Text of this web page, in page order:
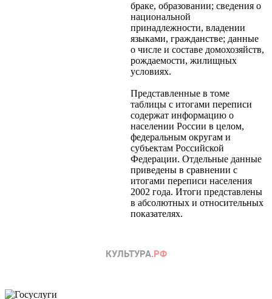
браке, образовании; сведения о
национальной
принадлежности, владении
языками, гражданстве; данные
о числе и составе домохозяйств,
рождаемости, жилищных
условиях.
Представленные в томе
таблицы с итогами переписи
содержат информацию о
населении России в целом,
федеральным округам и
субъектам Российской
Федерации. Отдельные данные
приведены в сравнении с
итогами переписи населения
2002 года. Итоги представлены
в абсолютных и относительных
показателях.